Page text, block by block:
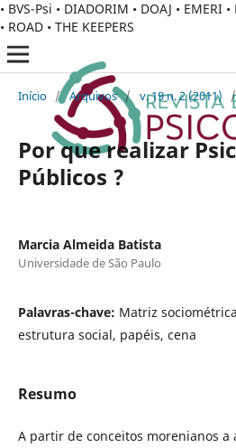
• BVS-Psi • DIADORIM • DOAJ • EMERI
• ROAD • THE KEEPERS
Início / Arquivos / v. 19 n. 2 (2011) /
Por que realizar
Públicos ?
Marcia Almeida Batista
Universidade de São Paulo
Palavras-chave: Matriz
estrutura social, papéis, cena
Resumo
A partir de conceitos morenianos a